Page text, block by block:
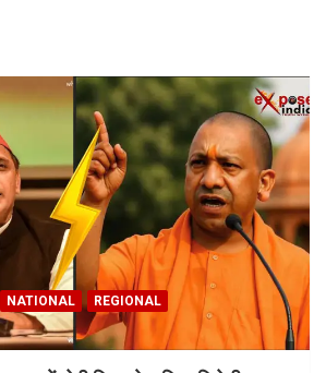
NATIONAL
REGIONAL